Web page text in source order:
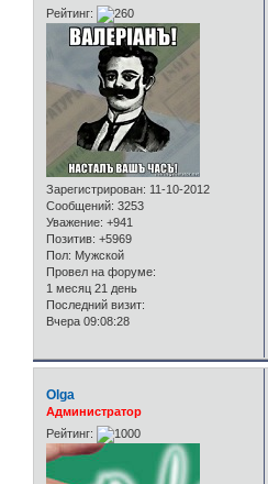
Рейтинг:
Зарегистрирован: 11-10-2012
Сообщений: 3253
Уважение: +941
Позитив: +5969
Пол: Мужской
Провел на форуме:
1 месяц 21 день
Последний визит:
Вчера 09:08:28
Olga
Администратор
Рейтинг: